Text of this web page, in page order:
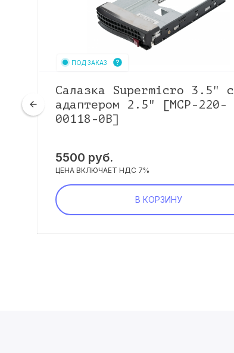
ПОД ЗАКАЗ
Салазка Supermicro 3.5" c
адаптером 2.5" [MCP-220-
00118-0B]
5500 руб.
ЦЕНА ВКЛЮЧАЕТ НДС 7%
В КОРЗИНУ